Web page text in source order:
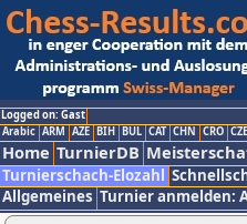
Logged on: Gast
Arabic ARM AZE BIH BUL CAT CHN CRO CZE
Home TurnierDB
Turnierschach-Elozahl
Allgemeines Turnier anmelden: